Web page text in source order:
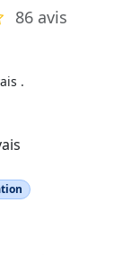
86 avis
.